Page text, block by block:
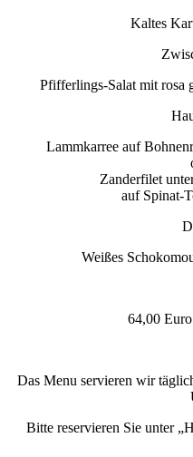
Kaltes
Pfifferlings-Salat mit rosa
Lammkarree auf
Zanderfilet
auf Spinat-
Weißes
64,00
Das Menu servieren wir
Bitte reservieren Sie unter